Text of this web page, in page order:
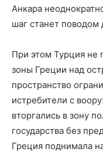
Анкара
шаг станет поводом
При этом Турция не
зоны Греции над
пространство
истребители с
вторгались в зону
государства без
Греция поднимала